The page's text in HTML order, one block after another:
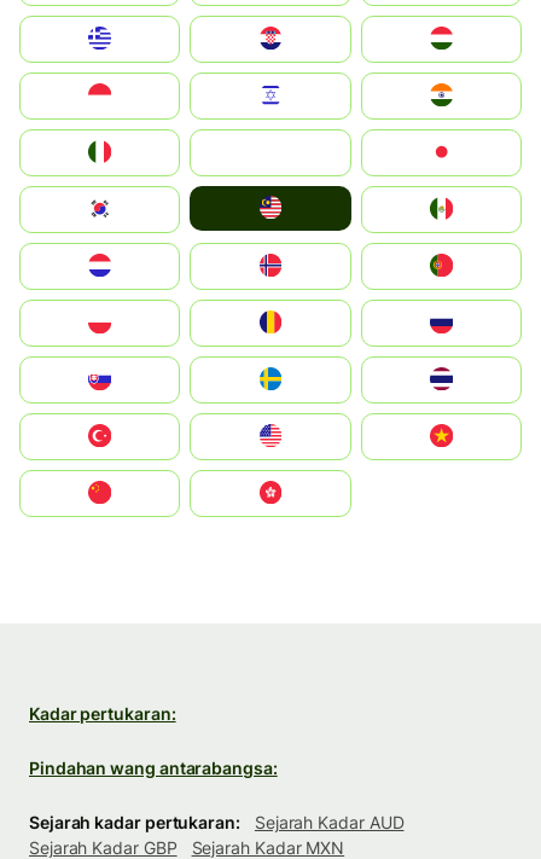
Magyarország
South Korea
United States
中國香港特別行政區
Kadar pertukaran:
Pindahan wang antarabangsa:
Sejarah kadar pertukaran:
Sejarah Kadar AUD
Sejarah Kadar GBP
Sejarah Kadar MXN